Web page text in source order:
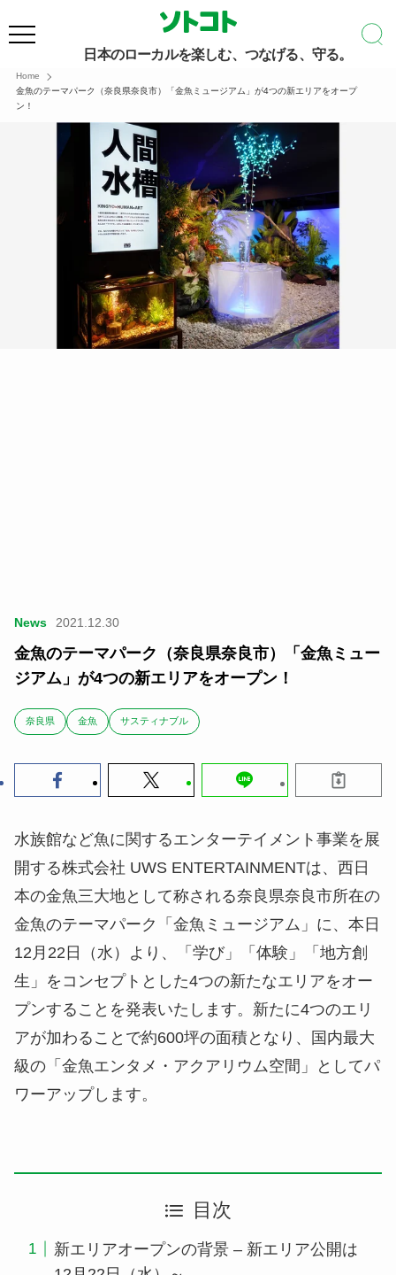
日本のローカルを楽しむ、つなげる、守る。
Home
金魚のテーマパーク（奈良県奈良市）「金魚ミュージアム」が4つの新エリアをオープ
ン！
News 2021.12.30
金魚のテーマパーク（奈良県奈良市）「金魚ミュー
ジアム」が4つの新エリアをオープン！
奈良県 金魚 サスティナブル
水族館など魚に関するエンターテイメント事業を展
開する株式会社 UWS ENTERTAINMENTは、西日
本の金魚三大地として称される奈良県奈良市所在の
金魚のテーマパーク「金魚ミュージアム」に、本日
12月22日（水）より、「学び」「体験」「地方創
生」をコンセプトとした4つの新たなエリアをオー
プンすることを発表いたします。新たに4つのエリ
アが加わることで約600坪の面積となり、国内最大
級の「金魚エンタメ・アクアリウム空間」としてパ
ワーアップします。
目次
新エリアオープンの背景 – 新エリア公開は